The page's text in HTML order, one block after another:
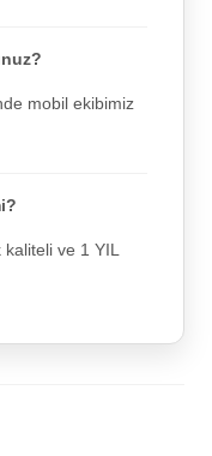
mobil ekibimiz
kaliteli ve 1 YIL